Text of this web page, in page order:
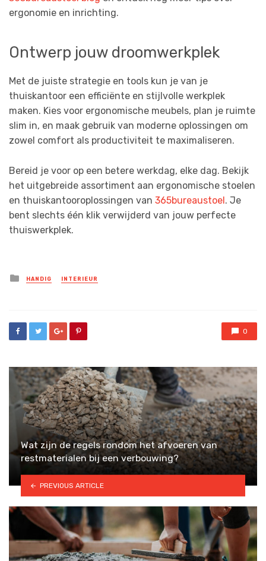
ergonomie en inrichting.
Ontwerp jouw droomwerkplek
Met de juiste strategie en tools kun je van je
thuiskantoor een efficiënte en stijlvolle werkplek
maken. Kies voor ergonomische meubels, plan je ruimte
slim in, en maak gebruik van moderne oplossingen om
zowel comfort als productiviteit te maximaliseren.
Bereid je voor op een betere werkdag, elke dag. Bekijk
het uitgebreide assortiment aan ergonomische stoelen
en thuiskantooroplossingen van 365bureaustoel. Je
bent slechts één klik verwijderd van jouw perfecte
thuiswerkplek.
Posted
in
HANDIG INTERIEUR
0
Wat zijn de regels rondom het afvoeren van
restmaterialen bij een verbouwing?
PREVIOUS ARTICLE